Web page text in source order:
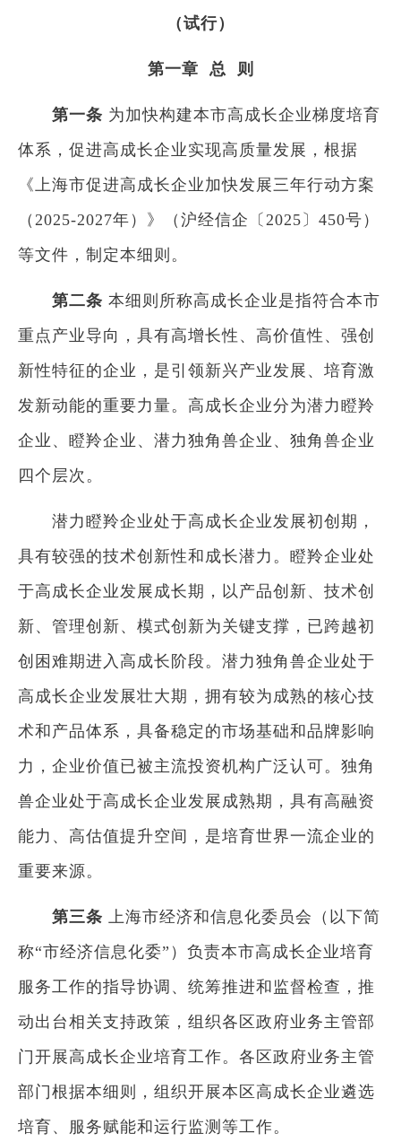
（试行）
第一章 总 则​
第一条 为加快构建本市高成长企业梯度培育
体系，促进高成长企业实现高质量发展，根据
《上海市促进高成长企业加快发展三年行动方案
（2025-2027年）》（沪经信企〔2025〕450号）
等文件，制定本细则。
第二条 本细则所称高成长企业是指符合本市
重点产业导向，具有高增长性、高价值性、强创
新性特征的企业，是引领新兴产业发展、培育激
发新动能的重要力量。高成长企业分为潜力瞪羚
企业、瞪羚企业、潜力独角兽企业、独角兽企业
四个层次。
潜力瞪羚企业处于高成长企业发展初创期，
具有较强的技术创新性和成长潜力。瞪羚企业处
于高成长企业发展成长期，以产品创新、技术创
新、管理创新、模式创新为关键支撑，已跨越初
创困难期进入高成长阶段。潜力独角兽企业处于
高成长企业发展壮大期，拥有较为成熟的核心技
术和产品体系，具备稳定的市场基础和品牌影响
力，企业价值已被主流投资机构广泛认可。独角
兽企业处于高成长企业发展成熟期，具有高融资
能力、高估值提升空间，是培育世界一流企业的
重要来源。
第三条 上海市经济和信息化委员会（以下简
称“市经济信息化委”）负责本市高成长企业培育
服务工作的指导协调、统筹推进和监督检查，推
动出台相关支持政策，组织各区政府业务主管部
门开展高成长企业培育工作。各区政府业务主管
部门根据本细则，组织开展本区高成长企业遴选
培育、服务赋能和运行监测等工作。